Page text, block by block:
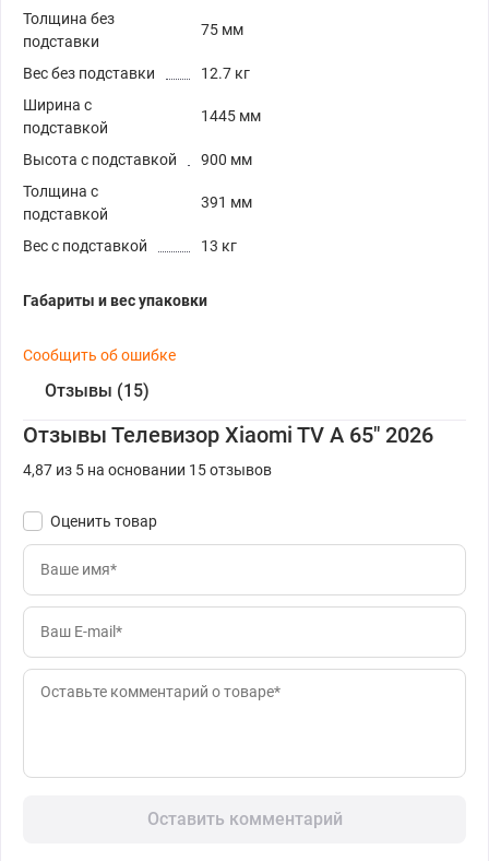
Толщина без
подставки
75 мм
Вес без подставки
12.7 кг
Ширина с
подставкой
1445 мм
Высота с подставкой
900 мм
Толщина с
подставкой
391 мм
Вес с подставкой 13 кг
Габариты и вес упаковки
Сообщить об ошибке
Отзывы (15)
Отзывы Телевизор Xiaomi TV A 65" 2026
4,87 из 5 на основании 15 отзывов
Оценить товар
Оставить комментарий